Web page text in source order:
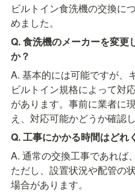
ビルトイン食洗機の交換に
めました。
Q. 食洗機のメーカーを変更
か？
A. 基本的には可能ですが、
ビルトイン規格によって対
があります。事前に業者に
え、対応可能かどうか確認
Q. 工事にかかる時間はどれ
A. 通常の交換工事であれば
ただし、設置状況や配管の
場合があります。